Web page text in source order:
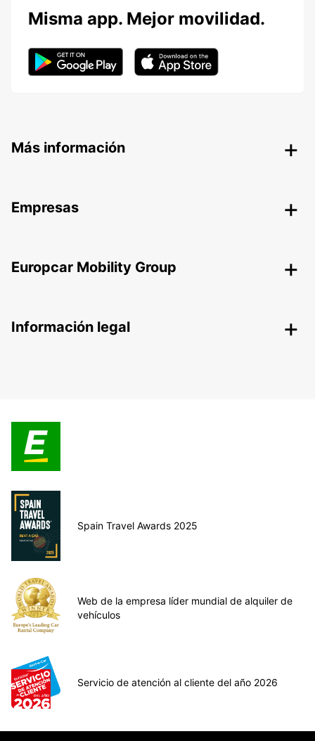
Misma app. Mejor movilidad.
Más información
Empresas
Europcar Mobility Group
Información legal
Spain Travel Awards 2025
Web de la empresa líder mundial de alquiler de
vehículos
Servicio de atención al cliente del año 2026